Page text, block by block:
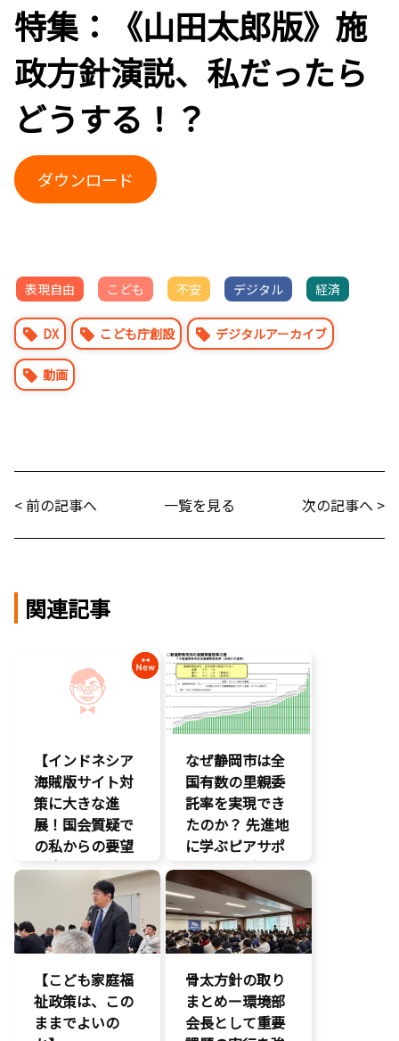
特集：《山田太郎版》施
政方針演説、私だったら
どうする！？
ダウンロード
表現自由 こども 不安 デジタル 経済
DX こども庁創設 デジタルアーカイブ
動画
< 前の記事へ 一覧を見る 次の記事へ >
関連記事
【インドネシア
海賊版サイト対
策に大きな進
展！国会質疑で
の私からの要望
に応え、三谷法
務副大臣がイン
ドネシア法務副
大臣に運営……
エンタメ支援
エンタメ産業
促進
デジタル著作
なぜ静岡市は全
国有数の里親委
託率を実現でき
たのか？ 先進地
に学ぶピアサポ
ートと支援体制
の核心
こども政策
児童福祉法
児童虐待対策
社会的養護
養子縁組
【こども家庭福
祉政策は、この
ままでよいの
骨太方針の取り
まとめー環境部
会長として重要